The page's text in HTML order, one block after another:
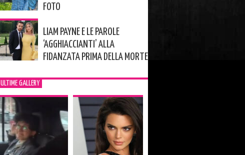
FOTO
LIAM PAYNE E LE PAROLE
‘AGGHIACCIANTI’ ALLA
FIDANZATA PRIMA DELLA MORTE
ULTIME GALLERY